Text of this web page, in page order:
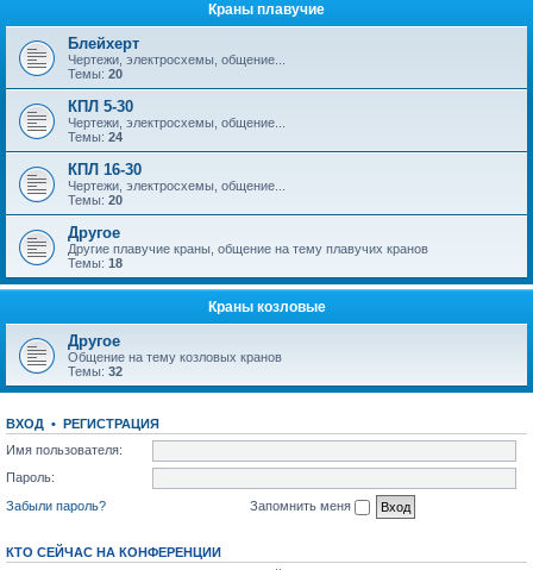
Краны плавучие
Блейхерт
Чертежи, электросхемы, общение...
Темы: 20
КПЛ 5-30
Чертежи, электросхемы, общение...
Темы: 24
КПЛ 16-30
Чертежи, электросхемы, общение...
Темы: 20
Другое
Другие плавучие краны, общение на тему плавучих кранов
Темы: 18
Краны козловые
Другое
Общение на тему козловых кранов
Темы: 32
ВХОД • РЕГИСТРАЦИЯ
Имя пользователя:
Пароль:
Забыли пароль?
Запомнить меня
КТО СЕЙЧАС НА КОНФЕРЕНЦИИ